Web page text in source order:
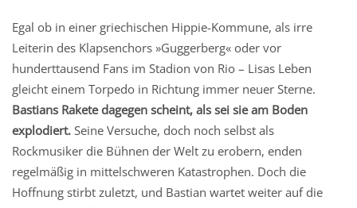
Egal ob in einer griechischen Hippie-Kommune, als irre
Leiterin des Klapsenchors »Guggerberg« oder vor
hunderttausend Fans im Stadion von Rio – Lisas Leben
gleicht einem Torpedo in Richtung immer neuer Sterne.
Bastians Rakete dagegen scheint, als sei sie am Boden
explodiert. Seine Versuche, doch noch selbst als
Rockmusiker die Bühnen der Welt zu erobern, enden
regelmäßig in mittelschweren Katastrophen. Doch die
Hoffnung stirbt zuletzt, und Bastian wartet weiter auf die